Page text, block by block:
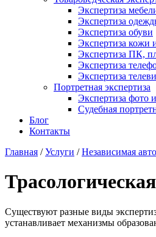
Экспертиза
Экспертиза
Экспертиза обуви
Экспертиза кожи
Экспертиза ПК,
Экспертиза
Экспертиза
Портретная экспертиза
Экспертиза фото
Судебная
Блог
Контакты
Главная / Услуги / Независимая
Существуют разные виды
устанавливает механизмы